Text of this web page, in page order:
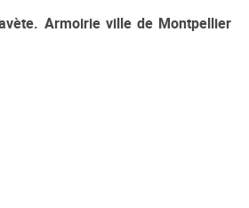
Armoirie ville de Montpellier